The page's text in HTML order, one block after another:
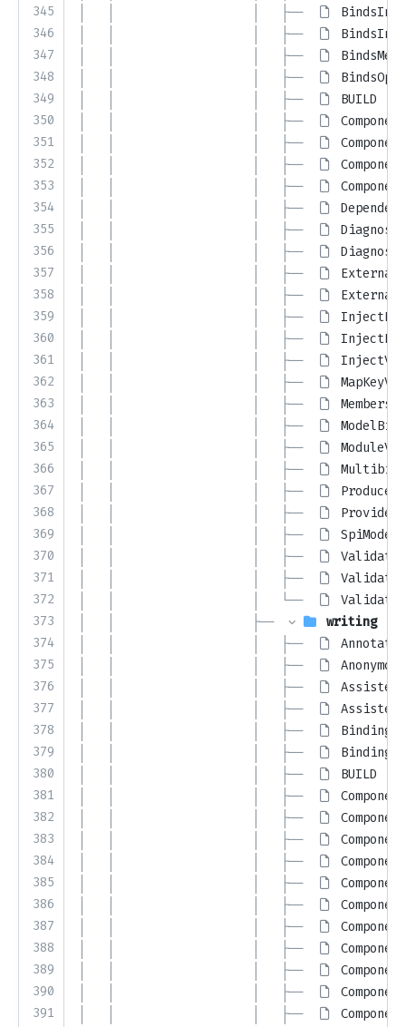
345
346
347
348
349
350
351
352
353
354
355
356
357
358
359
360
361
362
363
364
365
366
367
368
369
370
371
372
373
374
375
376
377
378
379
380
381
382
383
384
385
386
387
388
389
390
391
│   │                   │   ├──
│   │                   │   ├──
│   │                   │   ├──
│   │                   │   ├──
│   │                   │   ├──
BUILD
│   │                   │   ├──
│   │                   │   ├──
│   │                   │   ├──
│   │                   │   ├──
│   │                   │   ├──
│   │                   │   ├──
│   │                   │   ├──
│   │                   │   ├──
│   │                   │   ├──
│   │                   │   ├──
│   │                   │   ├──
│   │                   │   ├──
│   │                   │   ├──
│   │                   │   ├──
│   │                   │   ├──
│   │                   │   ├──
│   │                   │   ├──
│   │                   │   ├──
│   │                   │   ├──
│   │                   │   ├──
│   │                   │   ├──
│   │                   │   ├──
│   │                   │   └──
│   │                   ├──
writing
│   │                   │   ├──
│   │                   │   ├──
│   │                   │   ├──
│   │                   │   ├──
│   │                   │   ├──
│   │                   │   ├──
│   │                   │   ├──
BUILD
│   │                   │   ├──
│   │                   │   ├──
│   │                   │   ├──
│   │                   │   ├──
│   │                   │   ├──
│   │                   │   ├──
│   │                   │   ├──
│   │                   │   ├──
│   │                   │   ├──
│   │                   │   ├──
│   │                   │   ├──